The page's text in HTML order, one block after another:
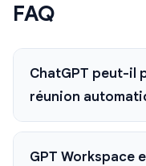
FAQ
ChatGPT peut-il
réunion
GPT Workspace